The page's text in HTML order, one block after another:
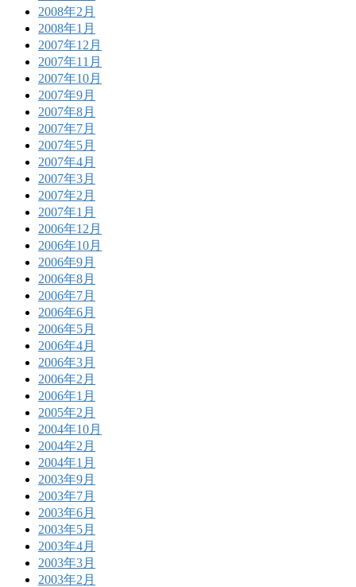
2008年2月
2008年1月
2007年12月
2007年11月
2007年10月
2007年9月
2007年8月
2007年7月
2007年5月
2007年4月
2007年3月
2007年2月
2007年1月
2006年12月
2006年10月
2006年9月
2006年8月
2006年7月
2006年6月
2006年5月
2006年4月
2006年3月
2006年2月
2006年1月
2005年2月
2004年10月
2004年2月
2004年1月
2003年9月
2003年7月
2003年6月
2003年5月
2003年4月
2003年3月
2003年2月